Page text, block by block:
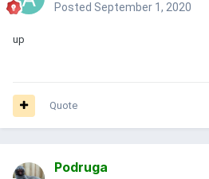
Posted September 1, 2020
up
Quote
Podruga